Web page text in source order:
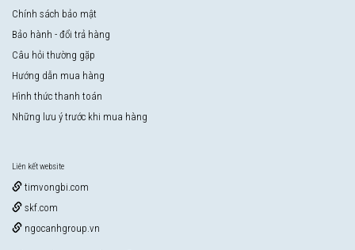
Chính sách bảo mật
Bảo hành - đổi trả hàng
Câu hỏi thường gặp
Hướng dẫn mua hàng
Hình thức thanh toán
Những lưu ý trước khi mua hàng
Liên kết website
timvongbi.com
skf.com
ngocanhgroup.vn